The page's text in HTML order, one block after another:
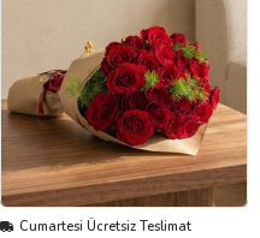
Cumartesi Ücretsiz Teslimat